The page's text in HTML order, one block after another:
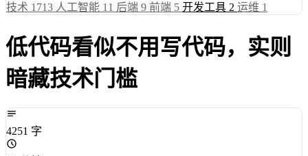
技术 1713 人工智能 11 后端 9 前端 5 开发工具 2 运维 1
低代码看似不用写代码，实则
暗藏技术门槛
4251 字